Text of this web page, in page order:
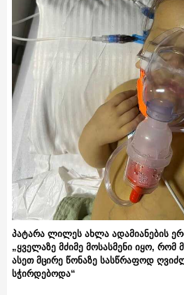
პატარა ლილეს ახლა ადამიანების
„ყველაზე მძიმე მოსასმენი იყო, რომ
ასეთ მცირე წონაზე სასწრაფოდ
სჭირდებოდა“